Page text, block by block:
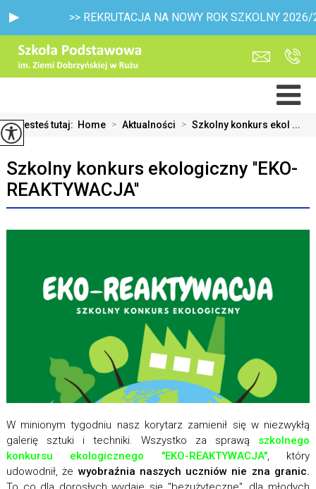
>> REKRUTACJA NA NOWY ROK SZKOLNY
Jesteś tutaj: Home > Aktualności > Szkolny konkurs ekol ...
Szkolny konkurs ekologiczny ''EKO-
REAKTYWACJA''
W minionym tygodniu nasz korytarz zamienił się w niezwykłą
galerię sztuki i techniki. Wszystko za sprawą szkolnego
konkursu ekologicznego "EKO-REAKTYWACJA", który
udowodnił, że wyobraźnia naszych uczniów nie zna granic.